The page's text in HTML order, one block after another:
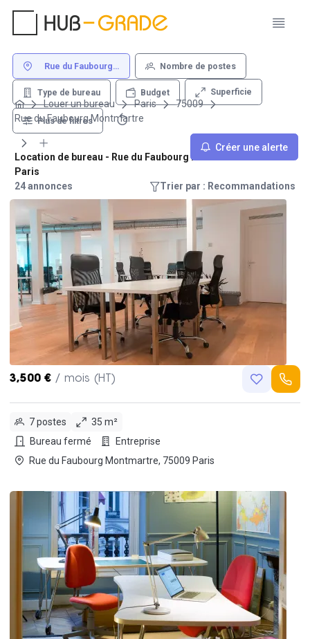
Rue du Faubourg
Nombre de postes
Type de bureau Budget Superficie
Plus de filtres
Créer une alerte
Louer un bureau Paris
75009
Rue du Faubourg Montmartre
Location de bureau - Rue du Faubourg Montmartre 75009
Paris
24 annonces
Trier par : Recommandations
3,500 € / mois (HT)
7 postes
35 m²
Bureau fermé
Entreprise
Rue du Faubourg Montmartre, 75009 Paris